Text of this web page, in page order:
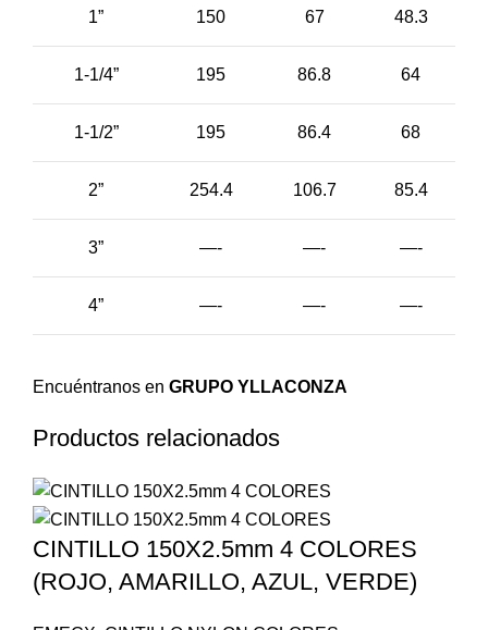
1” 150 67 48.3
1-1/4” 195 86.8 64
1-1/2” 195 86.4 68
2” 254.4 106.7 85.4
3” —- —- —-
4” —- —- —-
Encuéntranos en GRUPO YLLACONZA
Productos relacionados
CINTILLO 150X2.5mm 4 COLORES
(ROJO, AMARILLO, AZUL, VERDE)